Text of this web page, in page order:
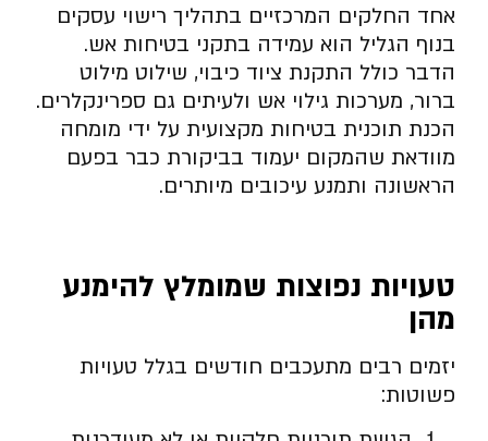
אחד החלקים המרכזיים בתהליך רישוי עסקים
בנוף הגליל הוא עמידה בתקני בטיחות אש.
הדבר כולל התקנת ציוד כיבוי, שילוט מילוט
ברור, מערכות גילוי אש ולעיתים גם ספרינקלרים.
הכנת תוכנית בטיחות מקצועית על ידי מומחה
מוודאת שהמקום יעמוד בביקורת כבר בפעם
הראשונה ותמנע עיכובים מיותרים.
טעויות נפוצות שמומלץ להימנע
מהן
יזמים רבים מתעכבים חודשים בגלל טעויות
פשוטות: